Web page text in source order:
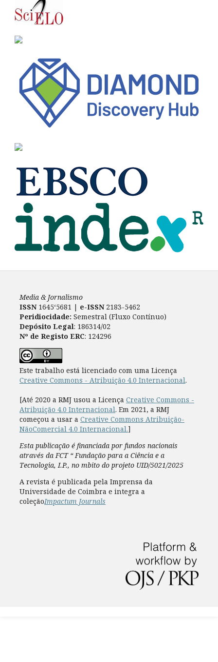
Media & Jornalismo
ISSN 1645‘5681 | e-ISSN2183-5462
Peridiocidade: Semestral (Fluxo Contínuo)
Depósito Legal: 186314/02
Nº de Registo ERC: 124296
Este trabalho está licenciado com uma Licença
Creative Commons - Atribuição 4.0 Internacional.
[Até 2020 a RMJ usou a Licença Creative Commons -
Atribuição 4.0 Internacional. Em 2021, a RMJ
começou a usar a Creative Commons Atribuição-
NãoComercial 4.0 Internacional.]
Esta publicação é financiada por fundos nacionais
através da FCT “ Fundação para a Ciência e a
Tecnologia, I.P., no mbito do projeto UID/5021/2025
A revista é publicada pela Imprensa da
Universidade de Coimbra e integra a
coleçãoImpactum Journals